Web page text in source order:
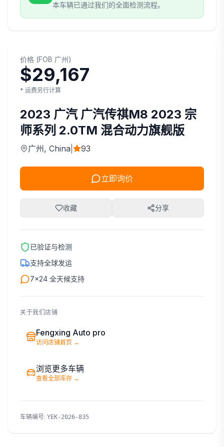
本车辆已通过我们的全面检测流程。
价格 (FOB 广州)
$29,167
* 运费另行计算
2023 广汽 广汽传祺M8 2023 宗
师系列 2.0TM 混合动力旗舰版
广州 , China 93
立即询价
收藏 分享
已验证与检测
支持全球发运
7×24 全天候支持
关于我们店铺
Fengxing Auto pro
访问店铺首页 →
浏览更多车辆
查看全部库存 →
车辆编号: YEK-2026-835